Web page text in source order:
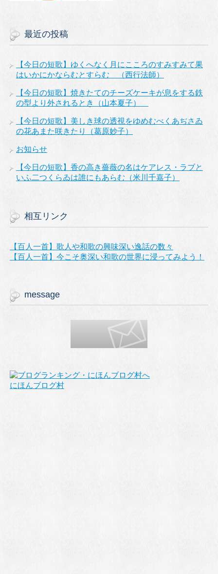
最近の投稿
【今日の短歌】ゆくへなく月にこころのすみすみて果
はいかにかならむとすらむ （西行法師）
【今日の短歌】焼きたてのチーズケーキが息をする鉄
の型より外されるとき（山本夏子）
【今日の短歌】美しき球の透視をゆめむべくあぢさゐ
の花あまた咲きたり（葛原妙子）
お知らせ
【今日の短歌】香の高き薔薇の名はケアレス・ラブと
いふ二つくらゐは誰にもあらむ（米川千嘉子）
相互リンク
【百人一首】歌人や和歌の興味深い逸話の数々
【百人一首】今こそ奥深い和歌の世界に浸ってみよう！
message
にほんブログ村